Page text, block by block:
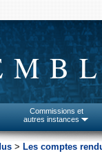
Commissions et
autres instances
> Les comptes